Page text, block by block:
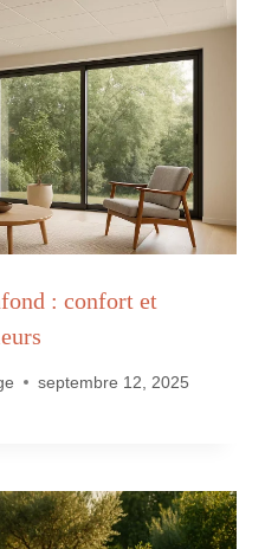
: confort et
septembre 12, 2025